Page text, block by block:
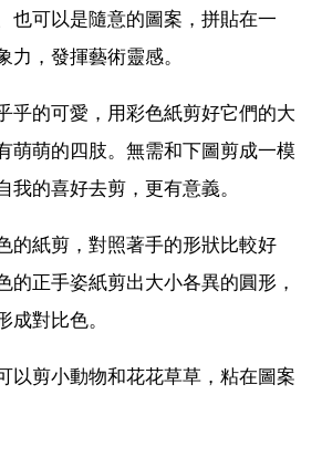
也可以是隨意的圖案，拼貼在一
力，發揮藝術靈感。
乎的可愛，用彩色紙剪好它們的大
萌萌的四肢。無需和下圖剪成一模
我的喜好去剪，更有意義。
的紙剪，對照著手的形狀比較好
的正手姿紙剪出大小各異的圓形，
成對比色。
以剪小動物和花花草草，粘在圖案